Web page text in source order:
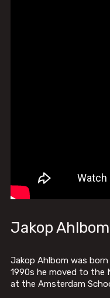
Jakop Ahlbom
Jakop Ahlbom was born
1990s he moved to the
at the Amsterdam